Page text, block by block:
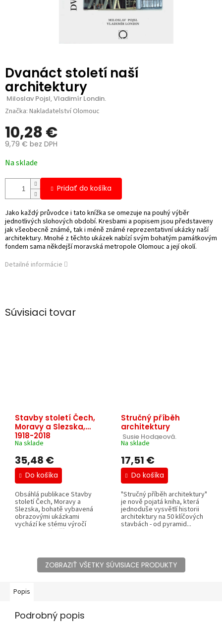
Dvanáct století naší
architektury
Miloslav Pojsl, Vladimír Londin.
Značka: Nakladatelství Olomouc
10,28 €
9,79 € bez DPH
cena:
Na sklade
Pridať do košíka
Jako každý průvodce i tato knížka se omezuje na pouhý výběr
jednotlivých slohových období. Kresbami a popisem jsou představeny
jak všeobecně známé, tak i méně známé reprezentativní ukázky naší
architektury. Mnohé z těchto ukázek nabízí svým bohatým památkovým
fondem sama někdejší moravská metropole Olomouc a její okolí.
Detailné informácie
Súvisiaci tovar
Stavby století Čech,
Moravy a Slezska,
1918-2018
Lenka Popelová, Vladimír Šlapeta, Petr Vorlík.
Na sklade
35,48 €
Do košíka
Obsáhlá publikace Stavby
století Čech, Moravy a
Slezska, bohatě vybavená
obrazovými ukázkami
vychází ke stému výročí
republiky. Výročí se...
Stručný příběh
architektury
Susie Hodgeová.
Na sklade
17,51 €
Do košíka
"Stručný příběh architektury"
je nově pojatá kniha, která
jednoduše vysvětlí historii
architektury na 50 klíčových
stavbách - od pyramid...
ZOBRAZIŤ VŠETKY SÚVISIACE PRODUKTY
Popis
Podrobný popis